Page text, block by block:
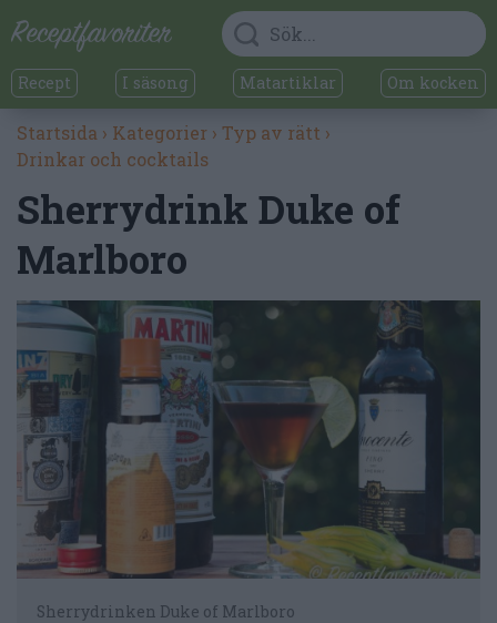
Recept I säsong Matartiklar Om kocken
Startsida › Kategorier › Typ av rätt ›
Drinkar och cocktails
Sherrydrink Duke of
Marlboro
Sherrydrinken Duke of Marlboro